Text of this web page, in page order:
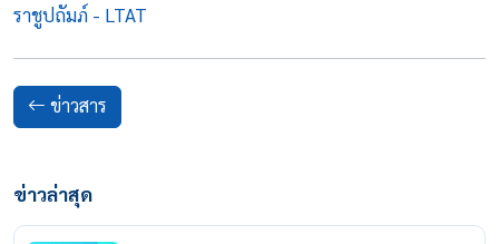
ราชูปถัมภ์ - LTAT
ข่าวสาร
ข่าวล่าสุด